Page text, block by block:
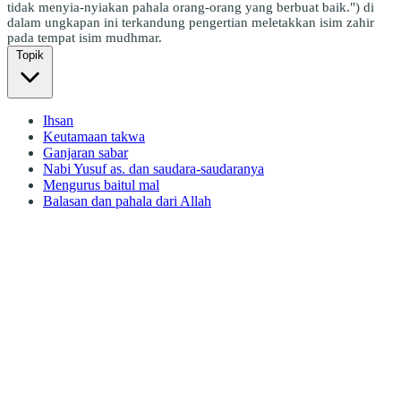
tidak menyia-nyiakan pahala orang-orang yang berbuat baik.") di
dalam ungkapan ini terkandung pengertian meletakkan isim zahir
pada tempat isim mudhmar.
Topik
Ihsan
Keutamaan takwa
Ganjaran sabar
Nabi Yusuf as. dan saudara-saudaranya
Mengurus baitul mal
Balasan dan pahala dari Allah